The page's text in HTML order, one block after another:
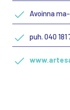
Avoinna ma-
puh. 040